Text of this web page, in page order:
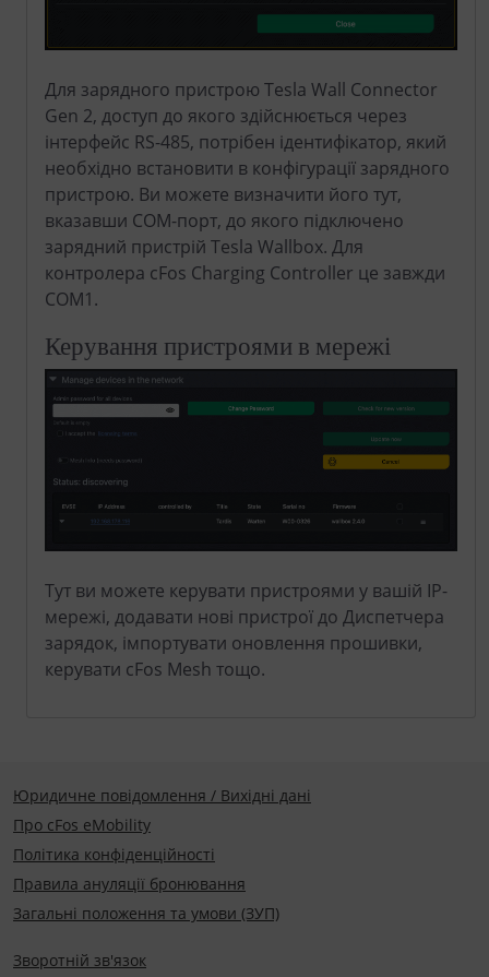
Для зарядного пристрою Tesla Wall Connector
Gen 2, доступ до якого здійснюється через
інтерфейс RS-485, потрібен ідентифікатор, який
необхідно встановити в конфігурації зарядного
пристрою. Ви можете визначити його тут,
вказавши COM-порт, до якого підключено
зарядний пристрій Tesla Wallbox. Для
контролера cFos Charging Controller це завжди
COM1.
Керування пристроями в мережі
Тут ви можете керувати пристроями у вашій IP-
мережі, додавати нові пристрої до Диспетчера
зарядок, імпортувати оновлення прошивки,
керувати cFos Mesh тощо.
Юридичне повідомлення / Вихідні дані
Про cFos eMobility
Політика конфіденційності
Правила ануляції бронювання
Загальні положення та умови (ЗУП)
Зворотній зв'язок